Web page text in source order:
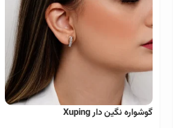
گوشواره نگین دار Xuping